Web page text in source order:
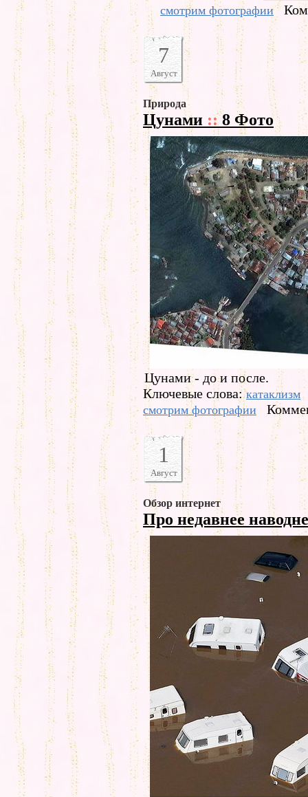
смотрим фотографии
7
Август
Природа
Цунами ::8 Фото
Цунами - до и после.
Ключевые слова:катаклизм
смотрим фотографии
1
Август
Обзор интернет
Про недавнее